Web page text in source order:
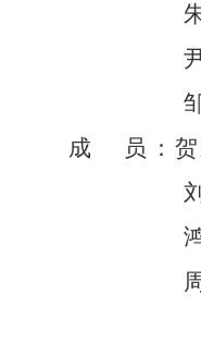
成
员：
刘